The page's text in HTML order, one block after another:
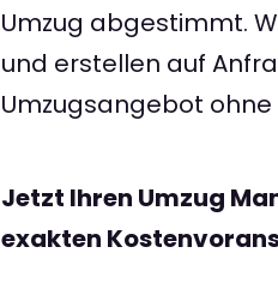
Umzug abgestimmt.
und erstellen auf
Umzugsangebot
Jetzt Ihren Umzug
exakten